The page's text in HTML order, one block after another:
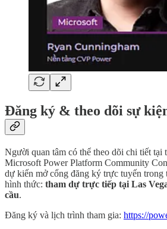
Đăng ký & theo dõi sự
Người quan tâm có thể theo dõi chi tiết tại
Microsoft Power Platform Community
dự kiến mở cổng đăng ký trực tuyến trong
hình thức: tham dự trực tiếp tại Las
cầu.
Đăng ký và lịch trình tham gia: https://